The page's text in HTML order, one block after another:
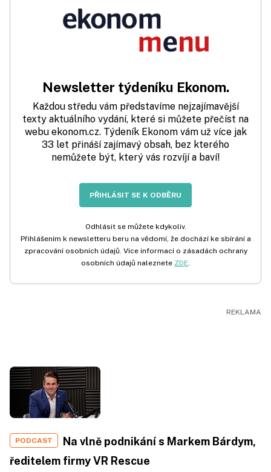
Newsletter týdeníku Ekonom.
Každou středu vám představíme nejzajímavější
texty aktuálního vydání, které si můžete přečíst na
webu ekonom.cz. Týdeník Ekonom vám už více jak
33 let přináší zajímavý obsah, bez kterého
nemůžete být, který vás rozvíjí a baví!
PŘIHLÁSIT SE K ODBĚRU
Odhlásit se můžete kdykoliv.
Přihlášením k newsletteru beru na vědomí, že dochází ke sbírání a
zpracování osobních údajů. Více informací o zásadách ochrany
osobních údajů naleznete ZDE.
PODCAST
Na vlně podnikání s Markem Bárdym,
ředitelem firmy VR Rescue